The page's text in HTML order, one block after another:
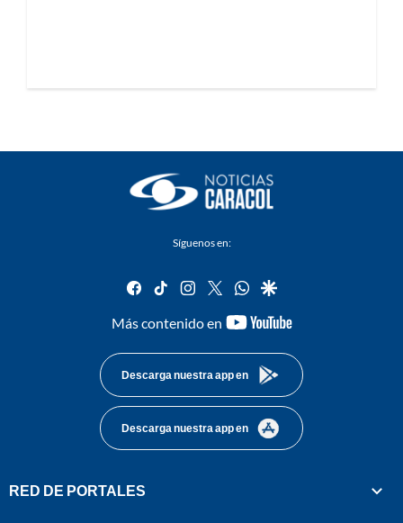
Síguenos en:
facebook
tiktok instagram
twitterwhatsapp
google
Más contenido en
youtube-
Descarga nuestra app en
Descarga nuestra app en
RED DE PORTALES